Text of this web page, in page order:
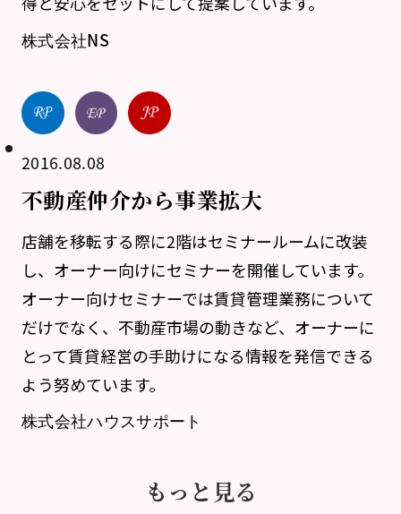
株式会社NS
2016.08.08
不動産仲介から事業拡大
店舗を移転する際に2階はセミナールームに改装
し、オーナー向けにセミナーを開催しています。
オーナー向けセミナーでは賃貸管理業務について
だけでなく、不動産市場の動きなど、オーナーに
とって賃貸経営の手助けになる情報を発信できる
よう努めています。
株式会社ハウスサポート
もっと見る